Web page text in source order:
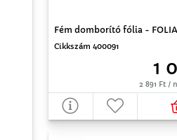
Fém domborító fólia -
Cikkszám 400091
1
2 891 Ft /